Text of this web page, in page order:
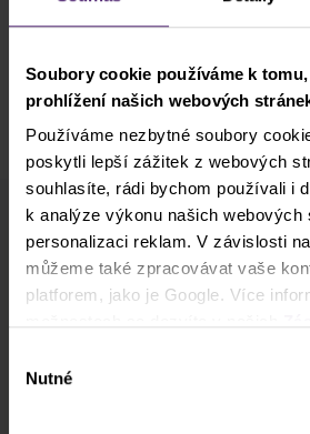
Soubory cookie používáme k
prohlížení našich webových
Používáme nezbytné soubory
poskytli lepší zážitek z webových
souhlasíte, rádi bychom používali i
k analýze výkonu našich webových
personalizaci reklam. V závislosti
můžeme také zpracovávat vaše
platforem, jako je Google. Více
a souhlasíte s tím, že sdílíme vaše
stranami, například s našimi
souhlasu
Nutné
Odběr newsletteru
Co nového v Purple
podpultovky, tržní